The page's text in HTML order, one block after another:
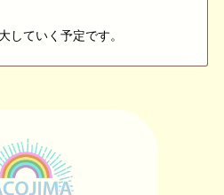
していく予定です。